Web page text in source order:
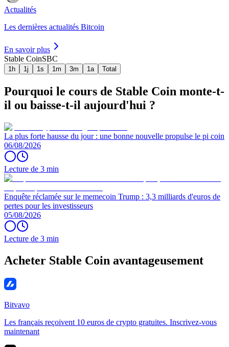
Actualités
Les dernières actualités Bitcoin
En savoir plus
Stable CoinSBC
1h 1j 1s 1m 3m 1a Total
Pourquoi le cours de Stable Coin monte-t-
il ou baisse-t-il aujourd'hui ?
La plus forte hausse du jour : une bonne nouvelle propulse le pi coin
06/08/2026
Lecture de 3 min
Enquête réclamée sur le memecoin Trump : 3,3 milliards d'euros de
pertes pour les investisseurs
05/08/2026
Lecture de 3 min
Acheter Stable Coin avantageusement
Bitvavo
Les français reçoivent 10 euros de crypto gratuites. Inscrivez-vous
maintenant